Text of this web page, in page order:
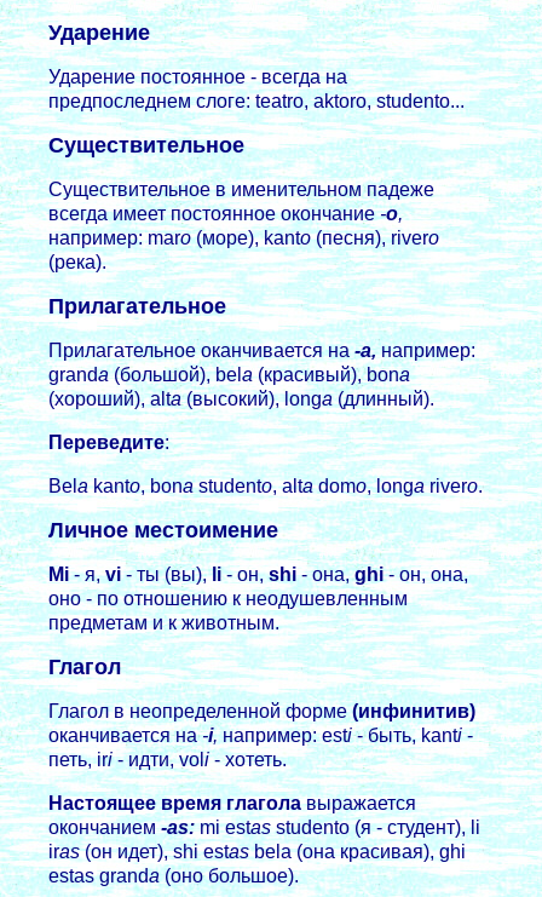
Ударение
Ударение постоянное - всегда на
предпоследнем слоге: teatro, aktoro, studento...
Существительное
Существительное в именительном падеже
всегда имеет постоянное окончание-о,
например: maro(море), kanto(песня), rivero
(река).
Прилагательное
Прилагательное оканчивается на-а,например:
granda(большой), bela(красивый), bona
(хороший), alta(высокий), longa(длинный).
Переведите:
Belakanto, bonastudento, altadomo, longarivero.
Личное местоимение
Mi- я,vi- ты (вы),li- он,shi- она,ghi- он, она,
оно - по отношению к неодушевленным
предметам и к животным.
Глагол
Глагол в неопределенной форме(инфинитив)
оканчивается на-i,например: esti- быть, kanti-
петь, iri- идти, voli- хотеть.
Настоящее время глаголавыражается
окончанием-as:mi estasstudento (я - студент), li
iras(он идет), shi estasbela (она красивая), ghi
estas granda(оно большое).